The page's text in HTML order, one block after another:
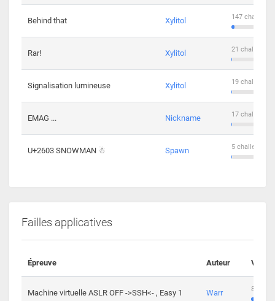
Behind that Xylitol 147
Rar! Xylitol 21
Signalisation lumineuse Xylitol 19
EMAG ... Nickname 17
U+2603 SNOWMAN ☃ Spawn 5 challengers
Failles applicatives
Épreuve Auteur
Machine virtuelle ASLR OFF ->SSH<- , Easy 1 Warr 801